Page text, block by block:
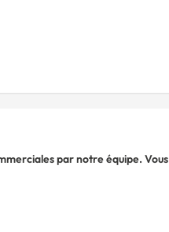
par notre équipe. Vous